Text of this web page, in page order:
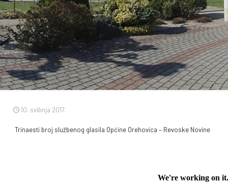
10. svibnja 2017.
Trinaesti broj službenog glasila Općine Orehovica – Revoske Novine